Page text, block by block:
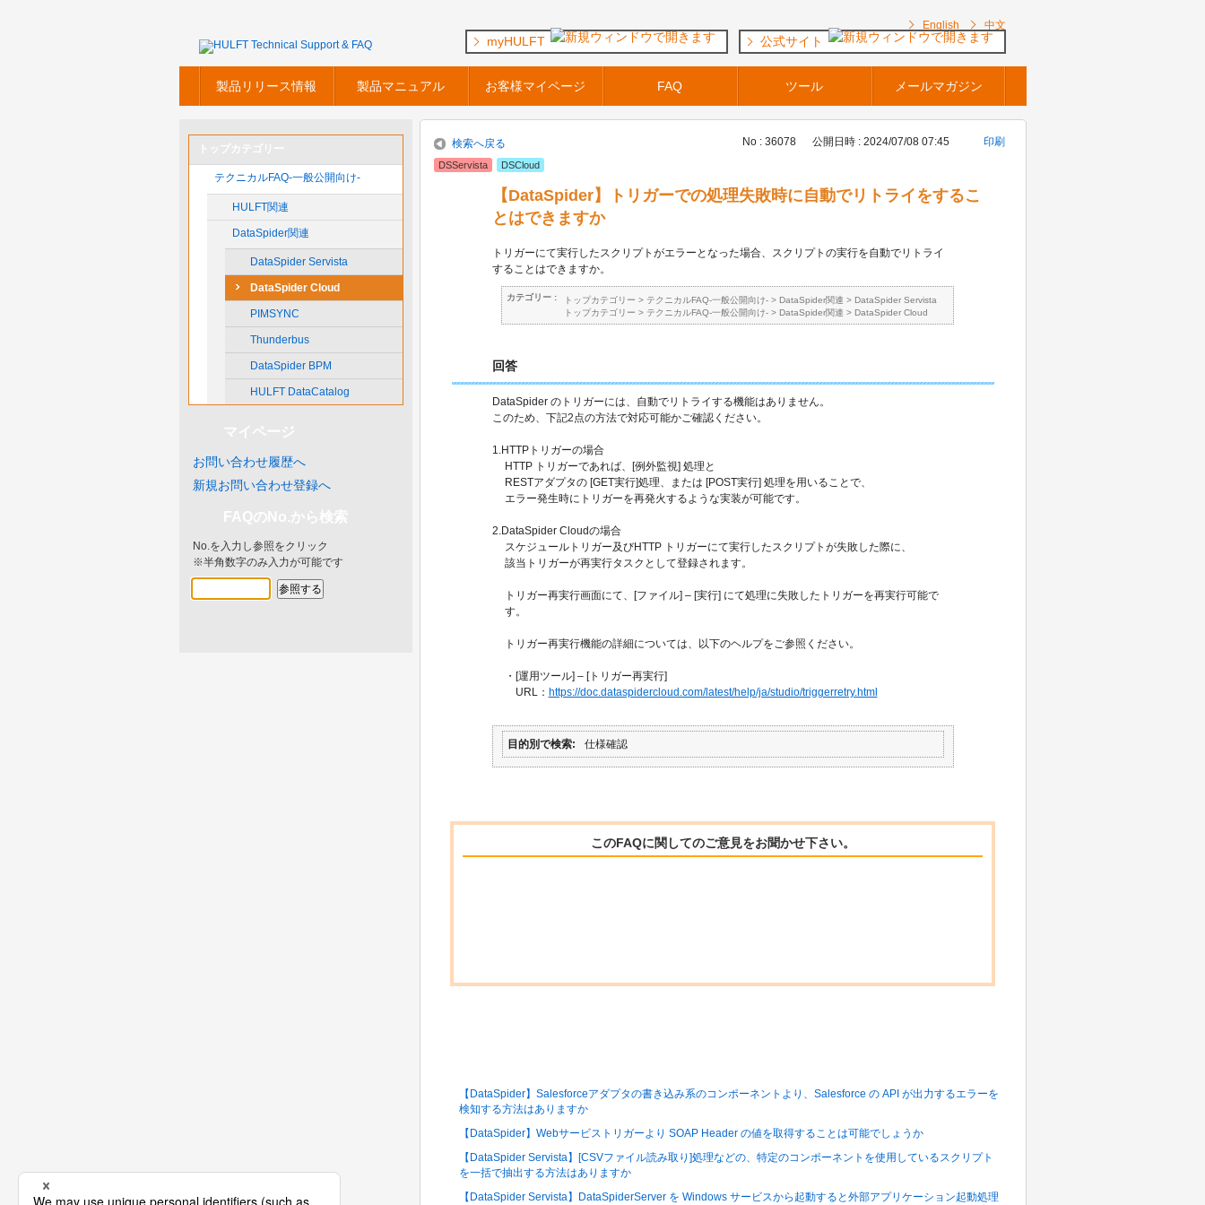
English 中文
製品リリース情報 製品マニュアル お客様マイページ FAQ ツール メールマガジン
myHULFT 公式サイト
テクニカルFAQ-一般公開向け-
HULFT関連
DataSpider関連
DataSpider Servista
DataSpider Cloud
PIMSYNC
Thunderbus
DataSpider BPM
HULFT DataCatalog
お問い合わせ履歴へ
新規お問い合わせ登録へ
No.を入力し参照をクリック
※半角数字のみ入力が可能です
検索へ戻る No : 36078 公開日時 : 2024/07/08 07:45 印刷
DSServista DSCloud
【DataSpider】トリガーでの処理失敗時に自動でリトライをするこ
とはできますか
トリガーにて実行したスクリプトがエラーとなった場合、スクリプトの実行を自動でリトライ
することはできますか。
カテゴリー : トップカテゴリー > テクニカルFAQ-一般公開向け-> DataSpider関連 > DataSpider Servista
トップカテゴリー > テクニカルFAQ-一般公開向け-> DataSpider関連 > DataSpider Cloud
回答
DataSpider のトリガーには、自動でリトライする機能はありません。
このため、下記2点の方法で対応可能かご確認ください。
1.HTTPトリガーの場合
HTTP トリガーであれば、[例外監視] 処理と
RESTアダプタの [GET実行]処理、または [POST実行] 処理を用いることで、
エラー発生時にトリガーを再発火するような実装が可能です。
2.DataSpider Cloudの場合
スケジュールトリガー及びHTTP トリガーにて実行したスクリプトが失敗した際に、
該当トリガーが再実行タスクとして登録されます。
トリガー再実行画面にて、[ファイル] – [実行] にて処理に失敗したトリガーを再実行可能で
す。
トリガー再実行機能の詳細については、以下のヘルプをご参照ください。
・[運用ツール] – [トリガー再実行]
URL： https://doc.dataspidercloud.com/latest/help/ja/studio/triggerretry.html
目的別で検索 仕様確認
このFAQに関してのご意見をお聞かせ下さい。
【DataSpider】Salesforceアダプタの書き込み系のコンポーネントより、Salesforce の API が出力するエラーを
検知する方法はありますか
【DataSpider】Webサービストリガーより SOAP Header の値を取得することは可能でしょうか
【DataSpider Servista】[CSVファイル読み取り]処理などの、特定のコンポーネントを使用しているスクリプト
を一括で抽出する方法はありますか
【DataSpider Servista】DataSpiderServer を Windows サービスから起動すると外部アプリケーション起動処理